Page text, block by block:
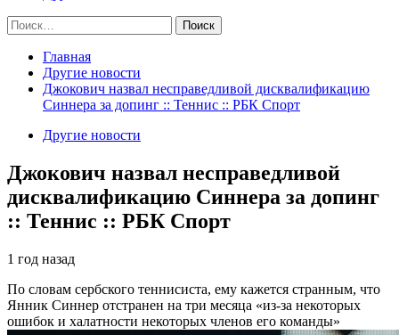
Найти:
Главная
Другие новости
Джокович назвал несправедливой дисквалификацию
Синнера за допинг :: Теннис :: РБК Спорт
Другие новости
Джокович назвал несправедливой
дисквалификацию Синнера за допинг
:: Теннис :: РБК Спорт
1 год назад
По словам сербского теннисиста, ему кажется странным, что
Янник Синнер отстранен на три месяца «из-за некоторых
ошибок и халатности некоторых членов его команды»